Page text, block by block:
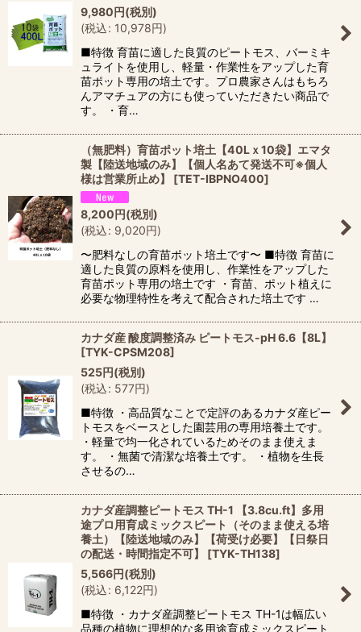
9,980円(税別)
(税込: 10,978円)
■特徴 育苗に適した良質のピートモス、バーミキ
ュライトを使用し、軽量・作業性をアップした育
苗ポット専用の培土です。プロ農家さんはもちろ
んアマチュアの方にも使っていただきたい商品で
す。 ・育…
（無肥料）育苗ポット培土【40Lｘ10袋】エマタ
製【陸送地域のみ】【個人名あて発送不可※個人
様は営業所止め】
[TET-IBPNO400]
8,200円(税別)
(税込: 9,020円)
〜肥料なしの育苗ポット培土です〜 ■特徴 育苗に
適した良質の原料を使用し、作業性をアップした
育苗ポット専用の培土です ・育苗、ポット植えに
必要な物理特性を考えて配合された培土です …
カナダ産 酸度調整済み ピートモス-pH 6.6【8L】
[TYK-CPSM208]
525円(税別)
(税込: 577円)
■特徴 ・高品質なことで定評のあるカナダ産ピー
トモスをベースとした園芸用の専用培養土です。
・軽量で均一化されているためそのまま使えま
す。 ・無菌で清潔な培養土です。 ・植物を生長
させるの…
カナダ産調整ピートモス TH-1 【3.8cu.ft】多用
途プロ用育成ミックスピート（そのまま使える培
養土）【陸送地域のみ】【荷受け必要】【日祭日
の配送・時間指定不可】
[TYK-TH138]
5,566円(税別)
(税込: 6,122円)
■特徴 ・カナダ産調整ピートモス TH-1は幅広い
品種の植物に理想的な多用途育成ミックスピート